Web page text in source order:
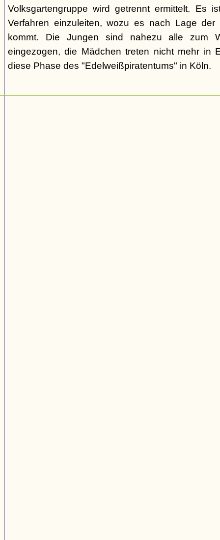
Volksgartengruppe wird getrennt ermittelt. Es
Verfahren einzuleiten, wozu es nach Lage
kommt. Die Jungen sind nahezu alle zum
eingezogen, die Mädchen treten nicht mehr in
diese Phase des "Edelweißpiratentums" in Köln.